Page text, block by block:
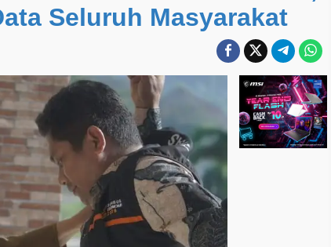
Seluruh Masyarakat